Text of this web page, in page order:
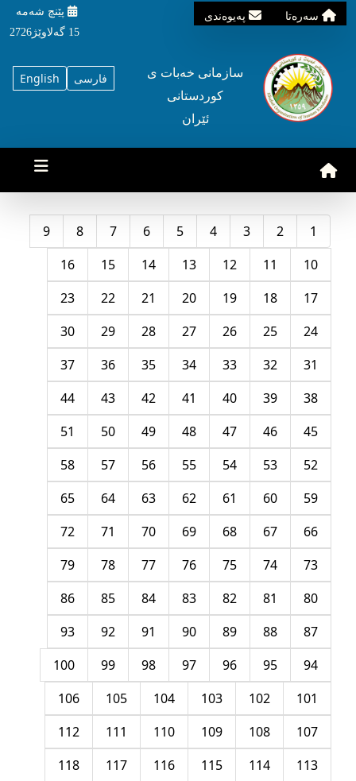
سه‌ره‌تا په‌یوه‌ندی
پێنچ شه‌مه‌
15 گه‌لاوێژ2726
English فارسی
سازمانی خه‌بات ی
کوردستانی
ئێران
1
2
3
4
5
6
7
8
9
10
11
12
13
14
15
16
17
18
19
20
21
22
23
24
25
26
27
28
29
30
31
32
33
34
35
36
37
38
39
40
41
42
43
44
45
46
47
48
49
50
51
52
53
54
55
56
57
58
59
60
61
62
63
64
65
66
67
68
69
70
71
72
73
74
75
76
77
78
79
80
81
82
83
84
85
86
87
88
89
90
91
92
93
94
95
96
97
98
99
100
101
102
103
104
105
106
107
108
109
110
111
112
113
114
115
116
117
118